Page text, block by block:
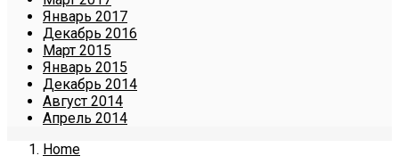
Январь 2017
Декабрь 2016
Март 2015
Январь 2015
Декабрь 2014
Август 2014
Апрель 2014
Home